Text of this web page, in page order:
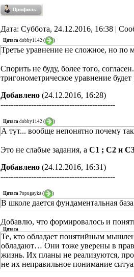
Дата: Суббота, 24.12.2016, 16:38 |
Цитата dobby1142 ( )
Третье уравнение не сложное, но по
Спорить не буду, более того,
тригонометрическое уравнение
Добавлено (24.12.2016, 16:28)
---------------------------------------------
Цитата dobby1142 ( )
А тут... вообще непонятно почему
Это не слабые задания, а С1 ; С2 и
Добавлено (24.12.2016, 16:31)
---------------------------------------------
Цитата Popugayka ( )
В школе дается фундаментальная
Добавлю, что формировалось и
Цитата
Те, кто обладает понятийным
обладают… Они тоже уверены в
жизнь. Их планы не реализуются,
не их неправильное понимание